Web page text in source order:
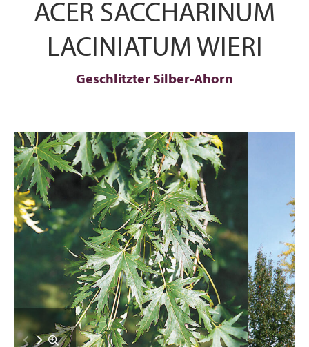
ACER SACCHARINUM
LACINIATUM WIERI
Geschlitzter Silber-Ahorn